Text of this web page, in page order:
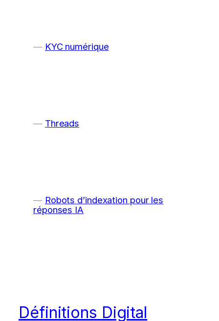
KYC numérique
Threads
Robots d’indexation pour les
réponses IA
Définitions Digital